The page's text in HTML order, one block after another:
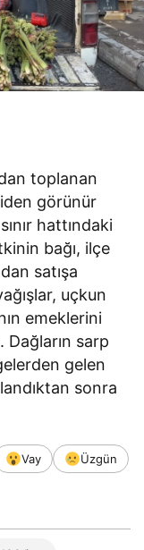
toplanan
görünür
hattındaki
bağı, ilçe
satışa
uçkun
emeklerini
Dağların sarp
gelen
sonra
Vay
Üzgün